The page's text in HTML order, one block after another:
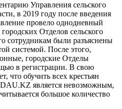
Управления сельского
в 2019 году после введения
провело однодневный
Отделов сельского
сотрудникам были разъяснены
системой. После этого,
городские Отделы
в регистрации. В свою
что обучить всех крестьян
является невозможным,
большое количество